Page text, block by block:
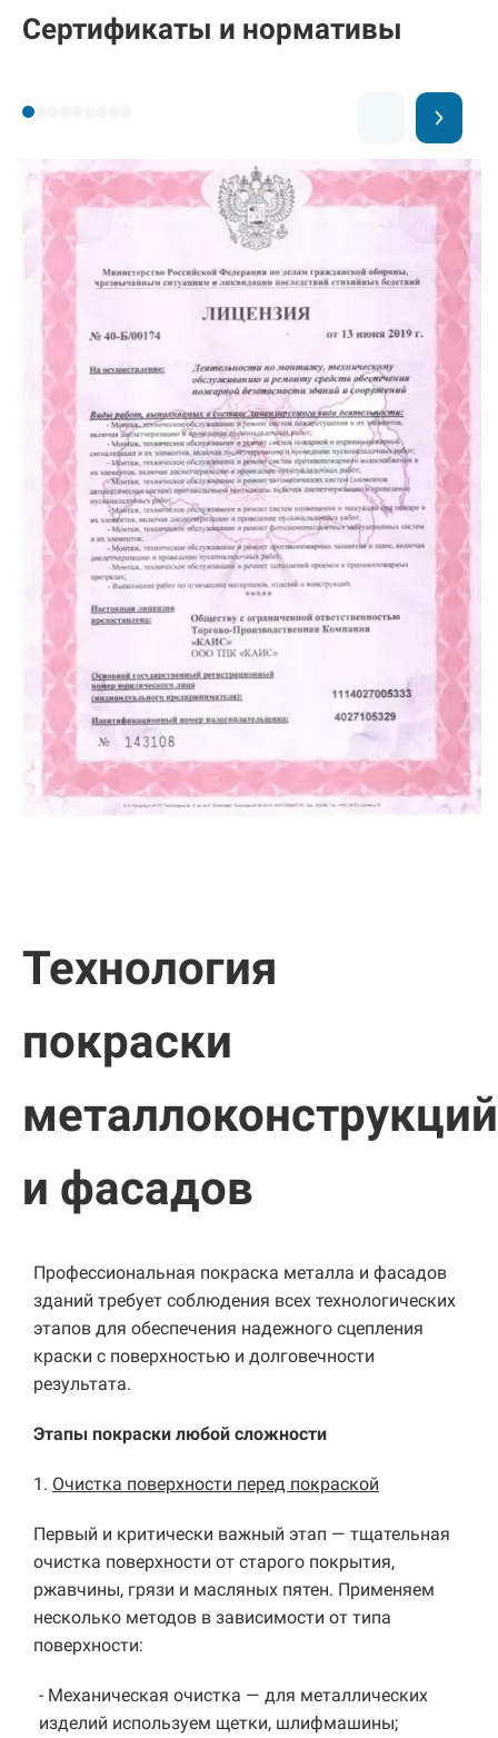
Сертификаты и нормативы
Технология
покраски
металлоконструкций
и фасадов
Профессиональная покраска металла и фасадов
зданий требует соблюдения всех технологических
этапов для обеспечения надежного сцепления
краски с поверхностью и долговечности
результата.
Этапы покраски любой сложности
1. Очистка поверхности перед покраской
Первый и критически важный этап — тщательная
очистка поверхности от старого покрытия,
ржавчины, грязи и масляных пятен. Применяем
несколько методов в зависимости от типа
поверхности:
- Механическая очистка — для металлических
изделий используем щетки, шлифмашины;